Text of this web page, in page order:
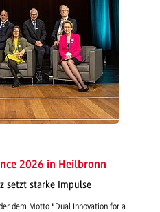
2026 in Heilbronn
setzt starke Impulse
dem Motto "Dual Innovation for a